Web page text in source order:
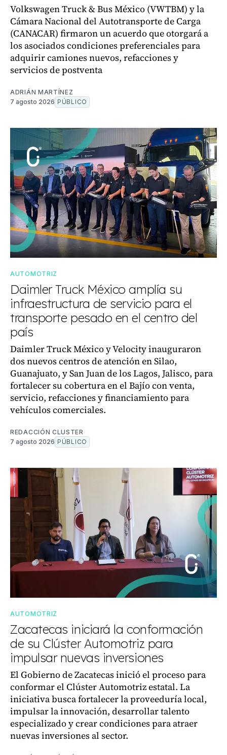
Volkswagen Truck & Bus México (VWTBM) y la
Cámara Nacional del Autotransporte de Carga
(CANACAR) firmaron un acuerdo que otorgará a
los asociados condiciones preferenciales para
adquirir camiones nuevos, refacciones y
servicios de postventa
ADRIÁN MARTÍNEZ
7 agosto 2026 PÚBLICO
AUTOMOTRIZ
Daimler Truck México amplía su
infraestructura de servicio para el
transporte pesado en el centro del
país
Daimler Truck México y Velocity inauguraron
dos nuevos centros de atención en Silao,
Guanajuato, y San Juan de los Lagos, Jalisco, para
fortalecer su cobertura en el Bajío con venta,
servicio, refacciones y financiamiento para
vehículos comerciales.
REDACCIÓN CLUSTER
7 agosto 2026 PÚBLICO
AUTOMOTRIZ
Zacatecas iniciará la conformación
de su Clúster Automotriz para
impulsar nuevas inversiones
El Gobierno de Zacatecas inició el proceso para
conformar el Clúster Automotriz estatal. La
iniciativa busca fortalecer la proveeduría local,
impulsar la innovación, desarrollar talento
especializado y crear condiciones para atraer
nuevas inversiones al sector.